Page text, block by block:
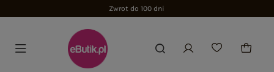
Zwrot do 100 dni